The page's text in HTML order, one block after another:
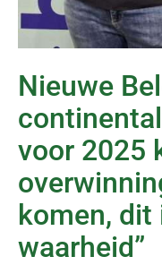
Nieuwe
voor 2025
komen, dit
waarheid”